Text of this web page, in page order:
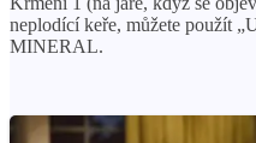
neplodící keře, můžete použít
MINERAL.